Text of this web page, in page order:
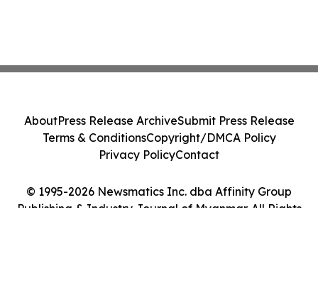
© 1995-2026 Newsmatics Inc. dba Affinity Group
Publishing & Industry Journal of Myanmar. All Rights
AboutPress Release ArchiveSubmit Press Release
Terms & ConditionsCopyright/DMCA Policy
Privacy PolicyContact